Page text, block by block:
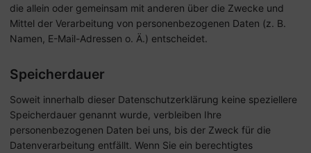
die allein oder gemeinsam mit anderen über die Zwecke und
Mittel der Verarbeitung von personenbezogenen Daten (z. B.
Namen, E-Mail-Adressen o. Ä.) entscheidet.
Speicherdauer
Soweit innerhalb dieser Datenschutzerklärung keine speziellere
Speicherdauer genannt wurde, verbleiben Ihre
personenbezogenen Daten bei uns, bis der Zweck für die
Datenverarbeitung entfällt. Wenn Sie ein berechtigtes